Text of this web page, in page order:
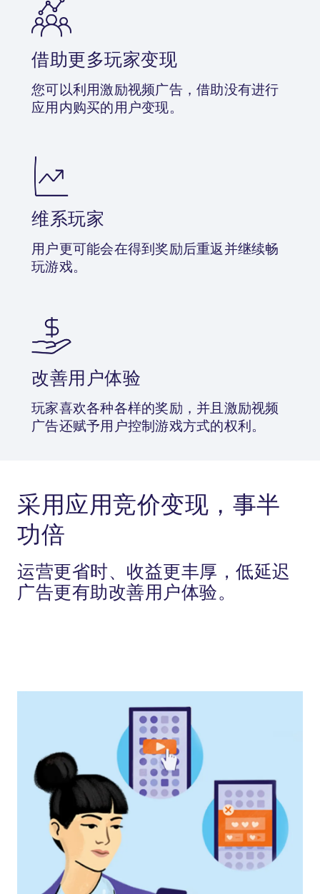
借助更多玩家变现
您可以利用激励视频广告，借助没有进行
应用内购买的用户变现。
维系玩家
用户更可能会在得到奖励后重返并继续畅
玩游戏。
改善用户体验
玩家喜欢各种各样的奖励，并且激励视频
广告还赋予用户控制游戏方式的权利。
采用应用竞价变现，事半
功倍
运营更省时、收益更丰厚，低延迟
广告更有助改善用户体验。